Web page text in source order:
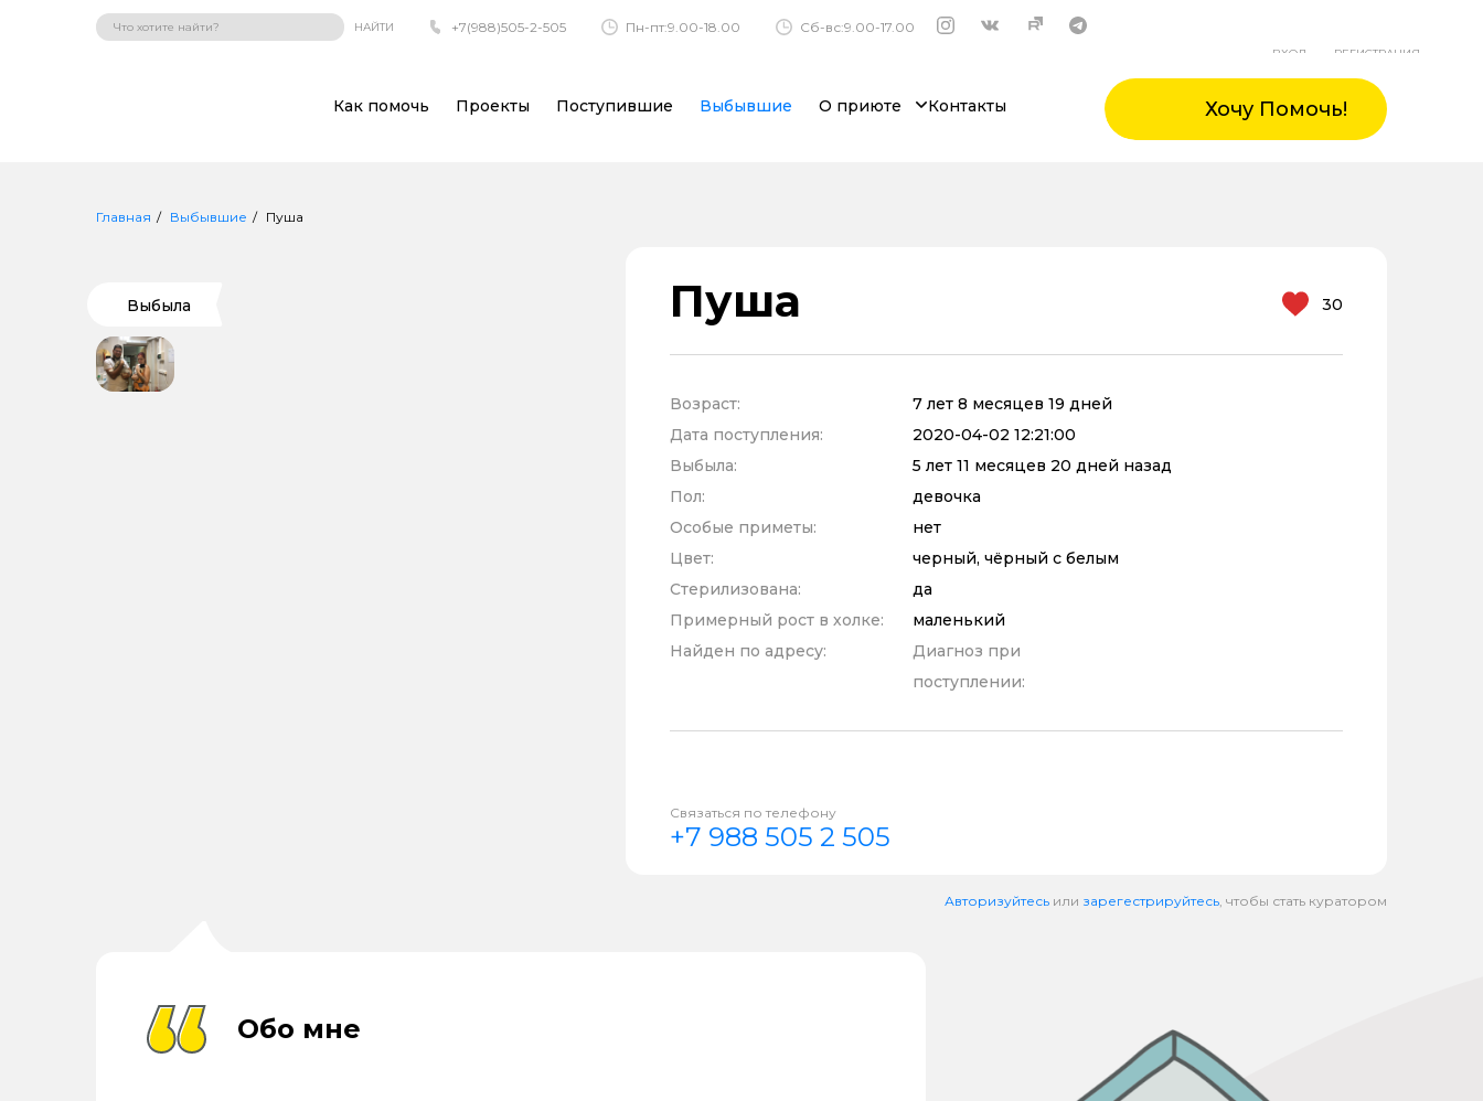
НАЙТИ +7(988)505-2-505 Пн-пт:9.00-18.00 Сб-вс:9.00-17.00
ВХОД РЕГИСТРАЦИЯ
Как помочь Проекты Поступившие Выбывшие О приюте Контакты Хочу Помочь!
Главная Выбывшие Пуша
Выбыла Пуша 30
Возраст:
7 лет 8 месяцев 19 дней
Дата поступления:
2020-04-02 12:21:00
Выбыла:
5 лет 11 месяцев 20 дней назад
Пол:
девочка
Особые приметы:
нет
Цвет:
черный, чёрный с белым
Стерилизована:
да
Примерный рост в холке:
маленький
Найден по адресу:
Диагноз при
поступлении:
Связаться по телефону
+7 988 505 2 505
Авторизуйтесь или зарегестрируйтесь, чтобы стать куратором
Обо мне